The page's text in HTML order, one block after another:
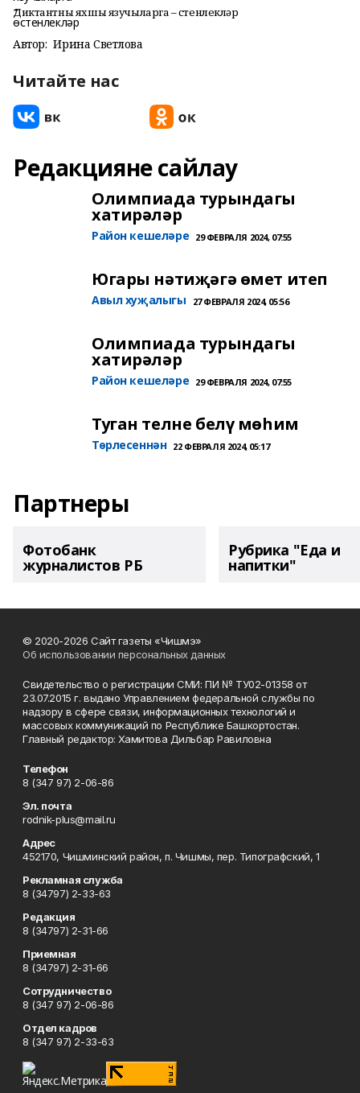
Диктантны яхшы язучыларга – өстенлекләр
Автор: Ирина Светлова
Читайте нас
Редакцияне сайлау
Олимпиада турындагы
хатирәләр
Район кешеләре 29 ФЕВРАЛЯ 2024, 07:55
Югары нәтиҗәгә өмет итеп
Авыл хуҗалыгы 27 ФЕВРАЛЯ 2024, 05:56
Олимпиада турындагы
хатирәләр
Район кешеләре 29 ФЕВРАЛЯ 2024, 07:55
Туган телне белү мөһим
Төрлесеннән 22 ФЕВРАЛЯ 2024, 05:17
Партнеры
Фотобанк
журналистов РБ
Рубрика "Еда и
напитки"
© 2020-2026 Сайт газеты «Чишмэ»
Об использовании персональных данных
Свидетельство о регистрации СМИ: ПИ № ТУ02-01358 от
23.07.2015 г. выдано Управлением федеральной службы по
надзору в сфере связи, информационных технологий и
массовых коммуникаций по Республике Башкортостан.
Главный редактор: Хамитова Дильбар Равиловна
Телефон
8 (347 97) 2-06-86
Эл. почта
rodnik-plus@mail.ru
Адрес
452170, Чишминский район, п. Чишмы, пер. Типографский, 1
Рекламная служба
8 (34797) 2-33-63
Редакция
8 (34797) 2-31-66
Приемная
8 (34797) 2-31-66
Сотрудничество
8 (347 97) 2-06-86
Отдел кадров
8 (347 97) 2-33-63